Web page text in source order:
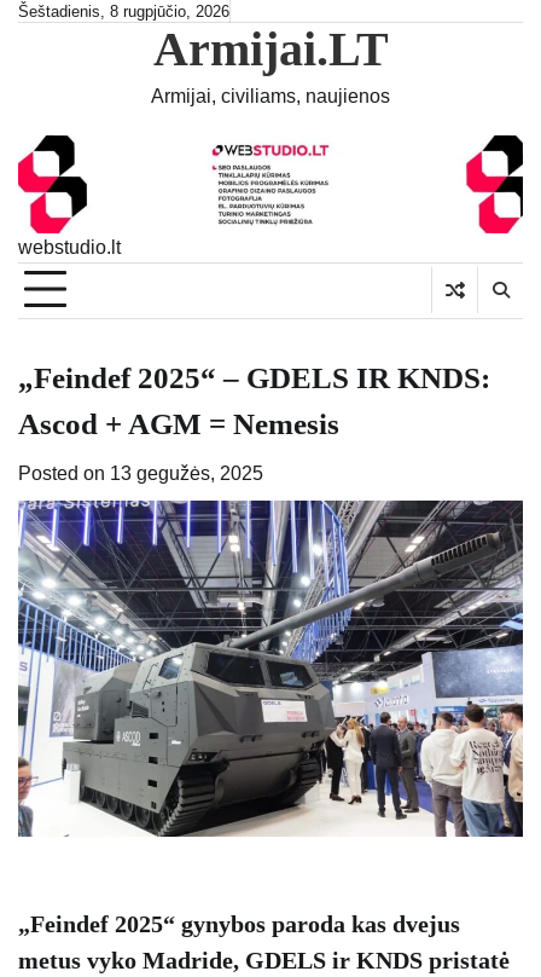
SkipŠeštadienis, 8 rugpjūčio, 2026
Armijai.LT
Armijai, civiliams, naujienos
webstudio.lt
„Feindef 2025“ – GDELS IR KNDS:
Ascod + AGM = Nemesis
Posted on 13 gegužės, 2025
„Feindef 2025“ gynybos paroda kas dvejus
metus vyko Madride, GDELS ir KNDS pristatė